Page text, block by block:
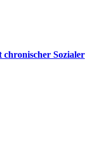
chronischer Sozialer